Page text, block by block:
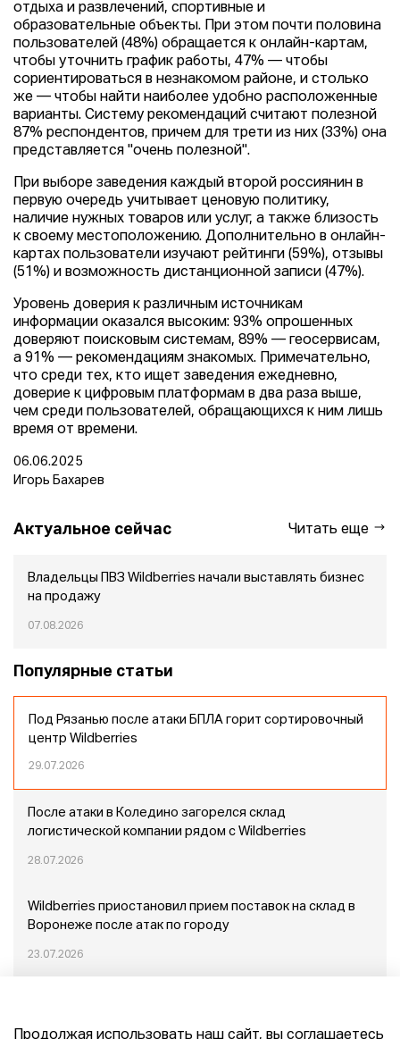
отдыха и развлечений, спортивные и
образовательные объекты. При этом почти половина
пользователей (48%) обращается к онлайн-картам,
чтобы уточнить график работы, 47% — чтобы
сориентироваться в незнакомом районе, и столько
же — чтобы найти наиболее удобно расположенные
варианты. Систему рекомендаций считают полезной
87% респондентов, причем для трети из них (33%) она
представляется "очень полезной".
При выборе заведения каждый второй россиянин в
первую очередь учитывает ценовую политику,
наличие нужных товаров или услуг, а также близость
к своему местоположению. Дополнительно в онлайн-
картах пользователи изучают рейтинги (59%), отзывы
(51%) и возможность дистанционной записи (47%).
Уровень доверия к различным источникам
информации оказался высоким: 93% опрошенных
доверяют поисковым системам, 89% — геосервисам,
а 91% — рекомендациям знакомых. Примечательно,
что среди тех, кто ищет заведения ежедневно,
доверие к цифровым платформам в два раза выше,
чем среди пользователей, обращающихся к ним лишь
время от времени.
06.06.2025
Игорь Бахарев
Актуальное сейчас Читать еще
Владельцы ПВЗ Wildberries начали выставлять бизнес
на продажу
07.08.2026
Популярные статьи
Под Рязанью после атаки БПЛА горит сортировочный
центр Wildberries
29.07.2026
После атаки в Коледино загорелся склад
логистической компании рядом с Wildberries
28.07.2026
Wildberries приостановил прием поставок на склад в
Воронеже после атак по городу
23.07.2026
Продолжая использовать наш сайт, вы соглашаетесь